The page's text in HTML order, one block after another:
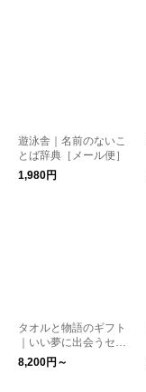
遊泳舎｜名前のないこ
とば辞典［メール便］
1,980円
タオルと物語のギフト
｜いい夢に出会うセッ
ト（ラッピング・ポス
トカード付）【送料無
8,200円～